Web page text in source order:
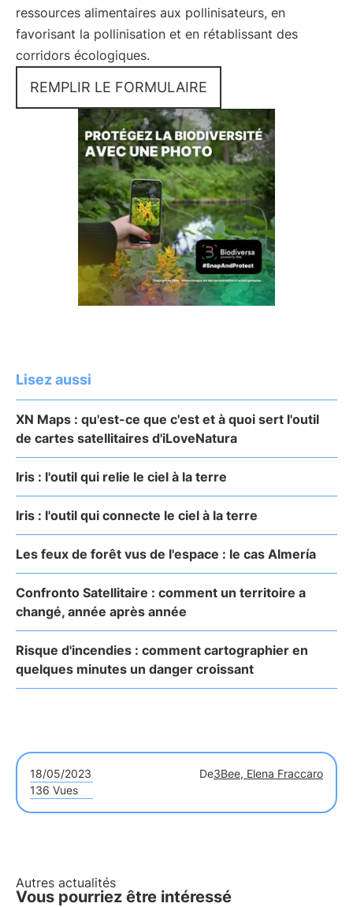
ressources alimentaires aux pollinisateurs, en
favorisant la pollinisation et en rétablissant des
corridors écologiques.
REMPLIR LE FORMULAIRE
Lisez aussi
XN Maps : qu'est-ce que c'est et à quoi sert l'outil
de cartes satellitaires d'iLoveNatura
Iris : l'outil qui relie le ciel à la terre
Iris : l'outil qui connecte le ciel à la terre
Les feux de forêt vus de l'espace : le cas Almería
Confronto Satellitaire : comment un territoire a
changé, année après année
Risque d'incendies : comment cartographier en
quelques minutes un danger croissant
18/05/2023 De3Bee, Elena Fraccaro
136 Vues
Autres actualités
Vous pourriez être intéressé